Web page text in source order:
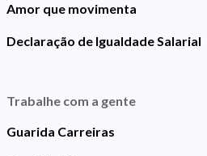
Amor que movimenta
Declaração de Igualdade Salarial
Trabalhe com a gente
Guarida Carreiras